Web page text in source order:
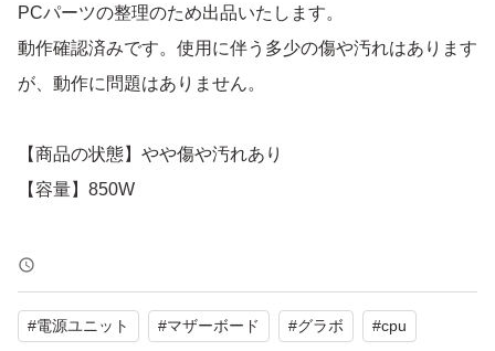
PCパーツの整理のため出品いたします。
動作確認済みです。使用に伴う多少の傷や汚れはあります
が、動作に問題はありません。
【商品の状態】やや傷や汚れあり
【容量】850W
よろしくお願いいたします。
#電源ユニット #マザーボード #グラボ #cpu